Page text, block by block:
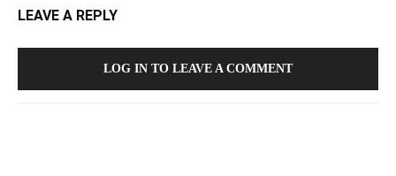
LEAVE A REPLY
LOG IN TO LEAVE A COMMENT